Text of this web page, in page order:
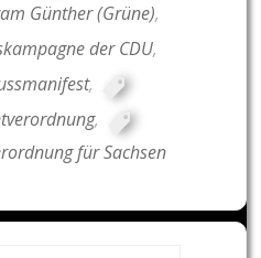
Günther (Grüne),
der CDU,
,
,
für Sachsen